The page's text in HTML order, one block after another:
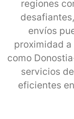
regiones
envíos
proximidad
como
servicios
eficientes